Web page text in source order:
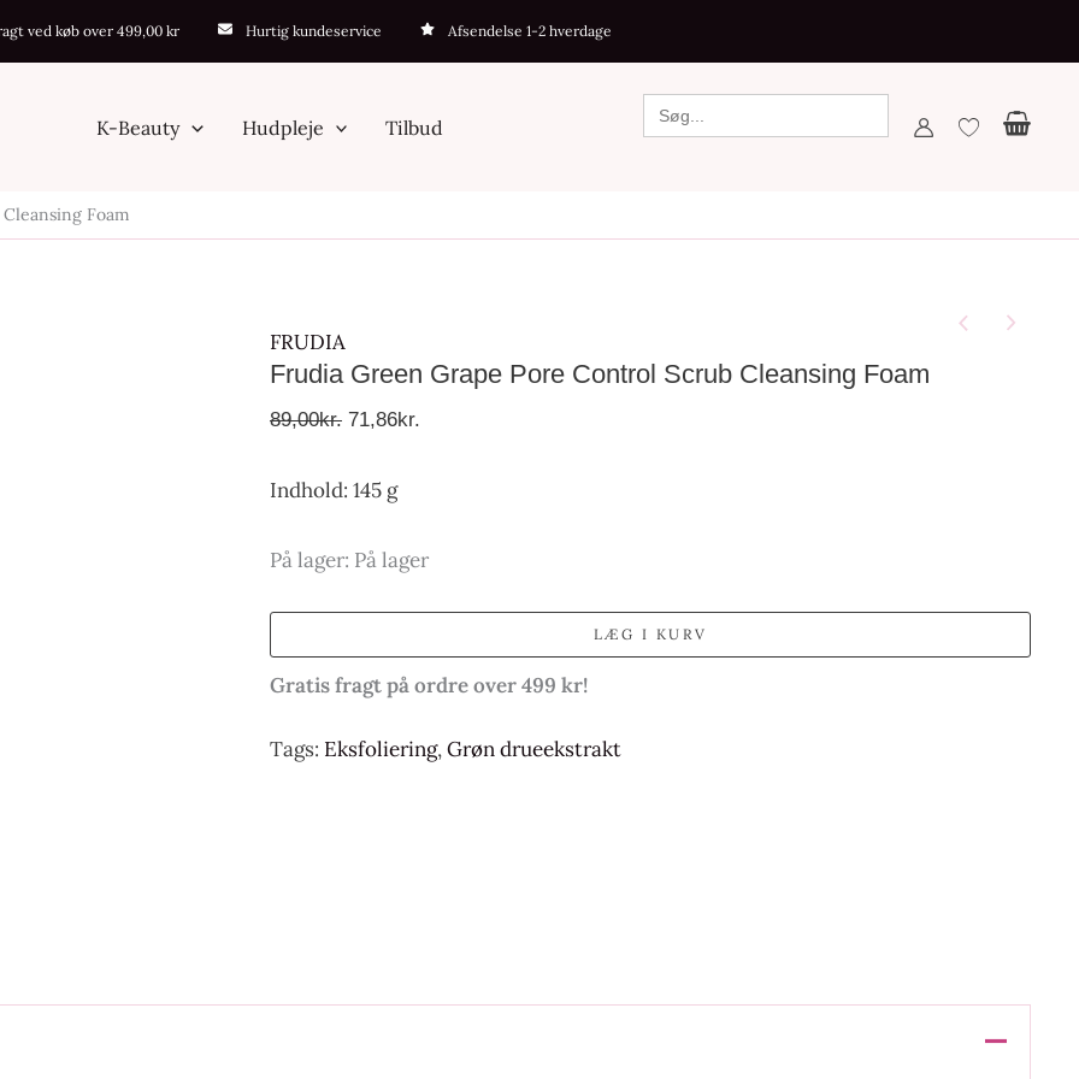
ved køb over 499,00 kr Hurtig kundeservice Afsendelse 1-2 hverdage
K-Beauty Hudpleje Tilbud
Foam
FRUDIA
Frudia Green Grape Pore Control Scrub Cleansing Foam
89,00kr. 71,86kr.
er:
Indhold: 145 g
På lager: På lager
Green
Pore
LÆG I KURV
Gratis fragt på ordre over 499 kr!
Tags: Eksfoliering,Grøn drueekstrakt